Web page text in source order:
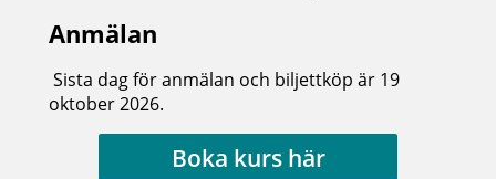
Anmälan
Sista dag för anmälan och biljettköp är 19
oktober 2026.
Boka kurs här